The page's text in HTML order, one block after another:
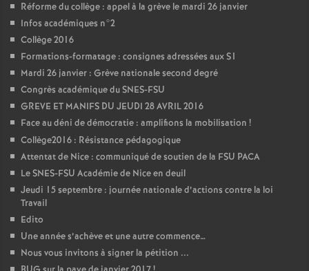
Réforme du collège : appel à la grève le mardi 26 janvier
Infos académiques n°2
Collège 2016
Formations-formatage : consignes adressées aux S1
Mardi 26 janvier : Grève nationale second degré
Congrès académique du SNES-FSU
GREVE ET MANIFS DU JEUDI 28 AVRIL 2016
Face au déni de démocratie : amplifions la mobilisation !
Collège2016 : Résistance pédagogique
Attentat de Nice : communiqué de soutien de la FSU PACA
Le SNES-FSU Académie de Nice en deuil
Jeudi 15 septembre : journée nationale d’actions contre la loi
Travail
Edito
Une année s’achève et une autre commence…
Nous vous invitons à signer la pétition ...